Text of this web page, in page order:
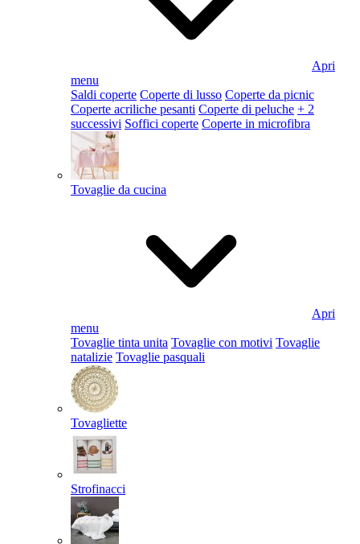
Apri
menu
Saldi coperte Coperte di lusso Coperte da picnic
Coperte acriliche pesanti Coperte di peluche + 2
successivi Soffici coperte Coperte in microfibra
Tovaglie da cucina
Apri
menu
Tovaglie tinta unita Tovaglie con motivi Tovaglie
natalizie Tovaglie pasquali
Tovagliette
Strofinacci